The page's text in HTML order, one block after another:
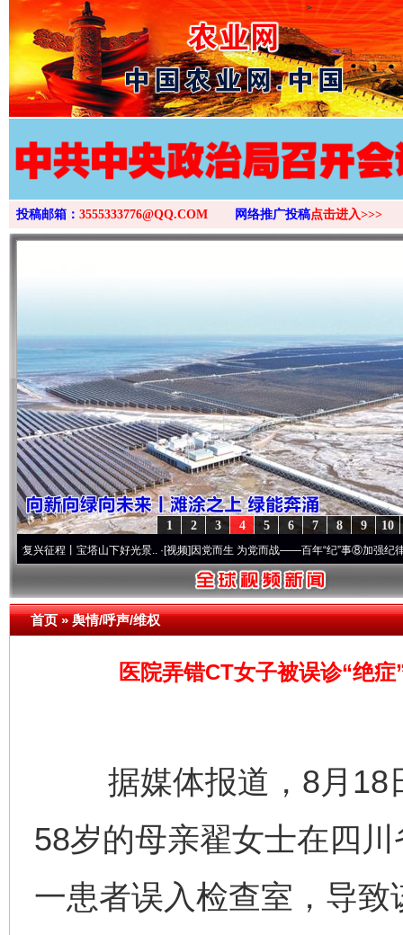
>
投稿邮箱： 3555333776@QQ.COM 网络推广投稿点击进入>>>
10
9
8
7
6
5
4
3
2
1
丨宝塔山下好光景..·[视频]因党而生 为党而战——百年“纪”事⑧加强纪律..·[视频]牢
首页»舆情/呼声/维权
医院弄错CT女子被误诊“绝
据媒体报道，8月18
58岁的母亲翟女士在四
一患者误入检查室，导